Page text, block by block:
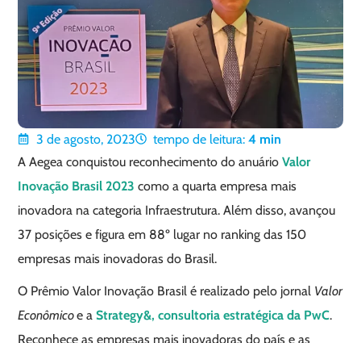
3 de agosto, 2023 tempo de leitura: 4 min
A Aegea conquistou reconhecimento do anuárioValor
Inovação Brasil 2023como a quarta empresa mais
inovadora na categoria Infraestrutura. Além disso, avançou
37 posições e figura em 88º lugar no ranking das 150
empresas mais inovadoras do Brasil.
O Prêmio Valor Inovação Brasil é realizado pelo jornal Valor
Econômicoe aStrategy&, consultoria estratégica da PwC.
Reconhece as empresas mais inovadoras do país e as